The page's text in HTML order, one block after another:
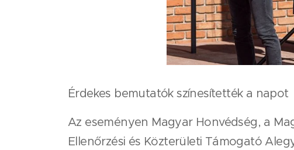
Érdekes bemutatók színesítették a napot
Az eseményen Magyar Honvédség, a
Ellenőrzési és Közterületi Támogató